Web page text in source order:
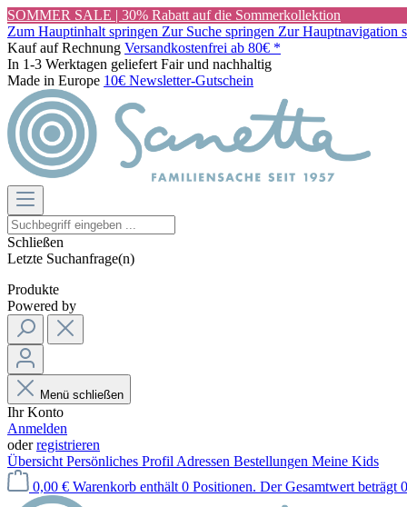
SOMMER SALE | 30% Rabatt auf die Sommerkollektion
Zum Hauptinhalt springen Zur Suche springen Zur Hauptnavigation
Kauf auf Rechnung Versandkostenfrei ab 80€ *
In 1-3 Werktagen geliefert Fair und nachhaltig
Made in Europe 10€ Newsletter-Gutschein
Schließen
Letzte Suchanfrage(n)
Produkte
Powered by
Menü schließen
Ihr Konto
Anmelden
oderregistrieren
Übersicht Persönliches Profil Adressen Bestellungen Meine Kids
0,00 € Warenkorb enthält 0 Positionen. Der Gesamtwert beträgt